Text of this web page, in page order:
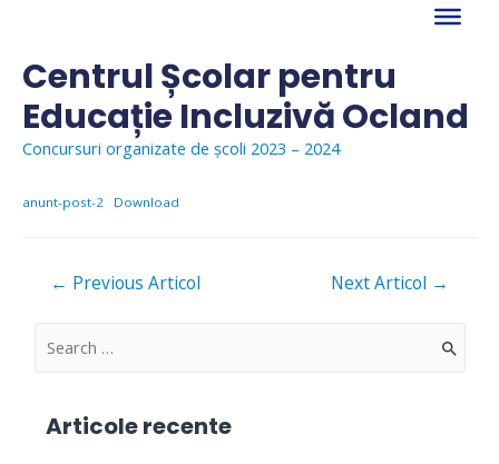
contentCentrul Școlar pentru
Educație Incluzivă Ocland
Concursuri organizate de școli 2023 – 2024
anunt-post-2 Download
Navigare
← Previous Articol Next Articol →
S
Articole recente